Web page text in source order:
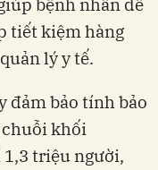
tiết kiệm hàng
lý y tế.
đảm bảo tính bảo
khối
1,3 triệu người,